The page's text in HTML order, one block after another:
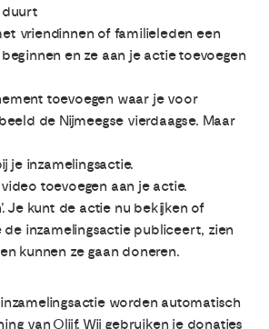
duurt
vriendinnen of familieleden een
en ze aan je actie toevoegen
toevoegen waar je voor
de Nijmeegse vierdaagse. Maar
je inzamelingsactie.
toevoegen aan je actie.
Je kunt de actie nu bekijken of
de inzamelingsactie publiceert, zien
kunnen ze gaan doneren.
worden automatisch
van Olijf. Wij gebruiken je donaties